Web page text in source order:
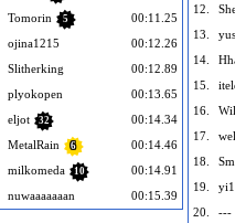
Tomorin 5
00:11.25
ojina1215
00:12.26
Slitherking
00:12.89
plyokopen
00:13.65
eljot 32
00:14.34
MetalRain 6
00:14.46
milkomeda 10
00:14.91
nuwaaaaaaan 00:15.39
12.
13.
14.
Hhan
15.
16.
17.
18.
19.
yi16
20.